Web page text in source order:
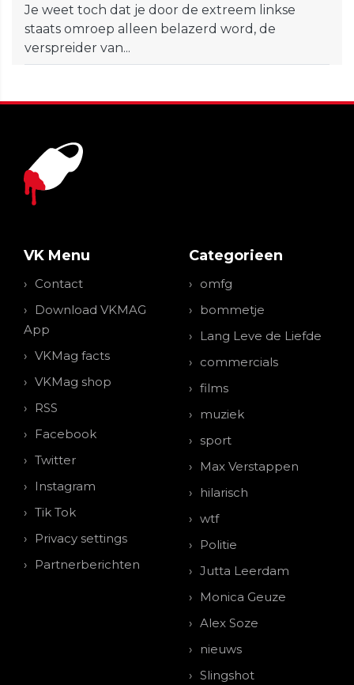
Je weet toch dat je door de extreem linkse
staats omroep alleen belazerd word, de
verspreider van...
VK Menu
Contact
Download VKMAG
App
VKMag facts
VKMag shop
RSS
Facebook
Twitter
Instagram
Tik Tok
Privacy settings
Partnerberichten
Categorieen
omfg
bommetje
Lang Leve de Liefde
commercials
films
muziek
sport
Max Verstappen
hilarisch
wtf
Politie
Jutta Leerdam
Monica Geuze
Alex Soze
nieuws
Slingshot